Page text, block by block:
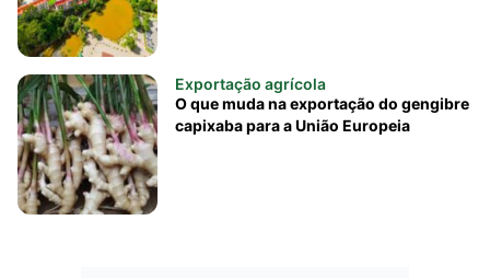
Exportação agrícola
O que muda na exportação do gengibre
capixaba para a União Europeia